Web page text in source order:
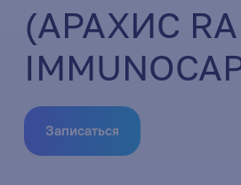
(АРАХИС
Записаться